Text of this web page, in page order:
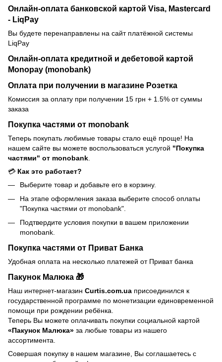
Онлайн-оплата банковской картой Visa, Mastercard
- LiqPay
Вы будете перенаправлены на сайт платёжной системы
LiqPay
Онлайн-оплата кредитной и дебетовой картой
Monopay (monobank)
Оплата при получении в магазине Розетка
Комиссия за оплату при получении 15 грн + 1.5% от суммы
заказа
Покупка частями от monobank
Теперь покупать любимые товары стало ещё проще! На
нашем сайте вы можете воспользоваться услугой "Покупка
частями" от monobank
💳 Как это работает?
Выберите товар и добавьте его в корзину.
На этапе оформления заказа выберите способ оплаты
"Покупка частями от monobank".
Подтвердите условия покупки в вашем приложении
monobank.
Покупка частями от Приват Банка
Удобная оплата на несколько платежей от Приват банка
Пакунок Малюка 🎁
Наш интернет-магазин Curtis.com.ua присоединился к
государственной программе по монетизации единовременной
помощи при рождении ребёнка.
Теперь Вы можете оплачивать покупки социальной картой
«Пакунок Малюка» за любые товары из нашего
ассортимента.
Совершая покупку в нашем магазине, Вы соглашаетесь с